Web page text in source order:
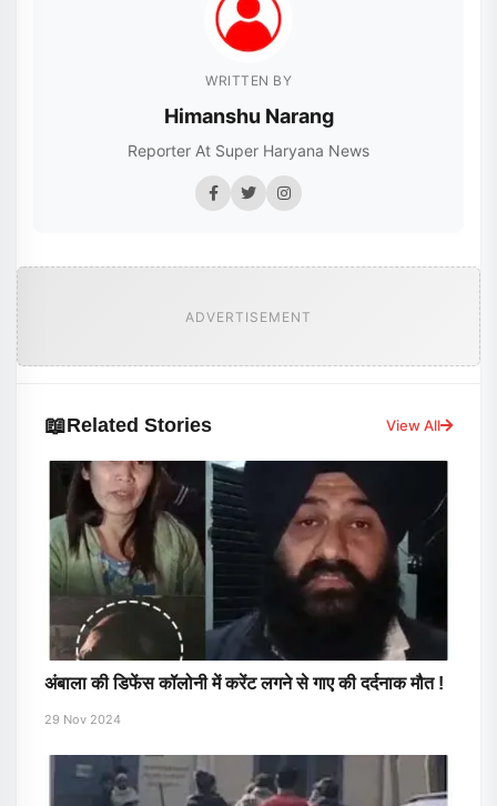
WRITTEN BY
Himanshu Narang
Reporter At Super Haryana News
ADVERTISEMENT
📖Related Stories View All
अंबाला की डिफेंस कॉलोनी में करेंट लगने से गाए की दर्दनाक मौत !
29 Nov 2024